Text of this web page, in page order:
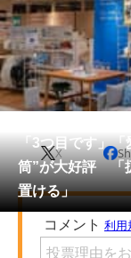
グルメ
住まい
動物
会員記事
メディア
注目記事を集め
ITの今と未来を
「3つ目です」
筒”が大好評 「
置ける」
X